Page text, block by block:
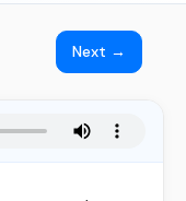
Next →